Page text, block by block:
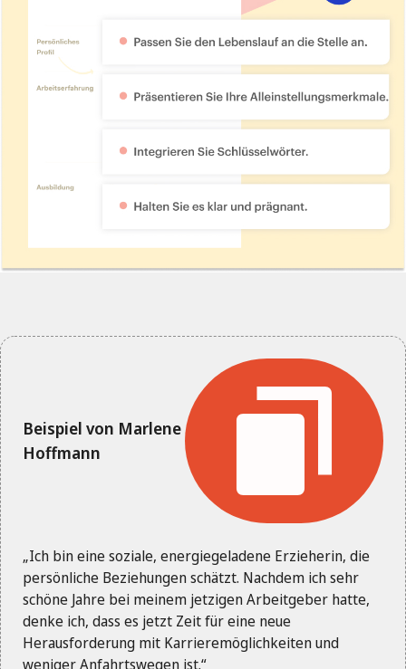
Beispiel von Marlene
Hoffmann
„Ich bin eine soziale, energiegeladene Erzieherin, die
persönliche Beziehungen schätzt. Nachdem ich sehr
schöne Jahre bei meinem jetzigen Arbeitgeber hatte,
denke ich, dass es jetzt Zeit für eine neue
Herausforderung mit Karrieremöglichkeiten und
weniger Anfahrtswegen ist.“